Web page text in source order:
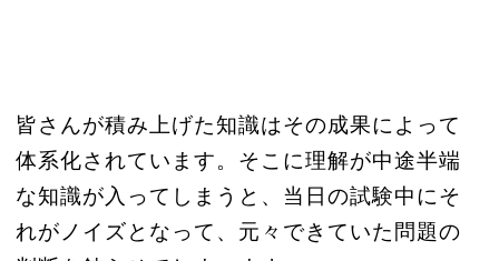
皆さんが積み上げた知識はその成果によって
体系化されています。そこに理解が中途半端
な知識が入ってしまうと、当日の試験中にそ
れがノイズとなって、元々できていた問題の